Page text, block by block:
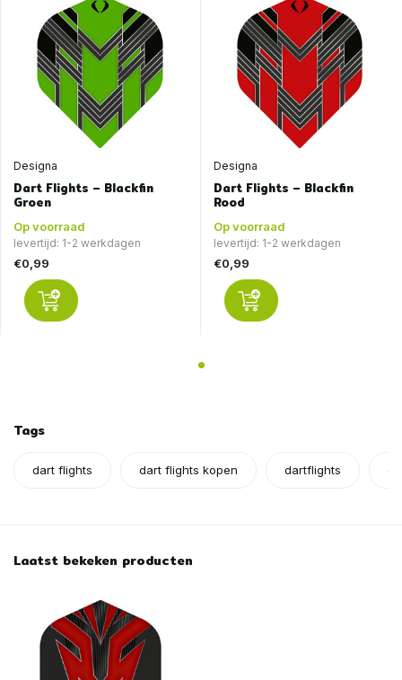
Designa
Dart Flights – Blackfin
Groen
Op voorraad
levertijd: 1-2 werkdagen
€0,99
Designa
Dart Flights – Blackfin
Rood
Op voorraad
levertijd: 1-2 werkdagen
€0,99
Tags
dart flights dart flights kopen dartflights
Laatst bekeken producten